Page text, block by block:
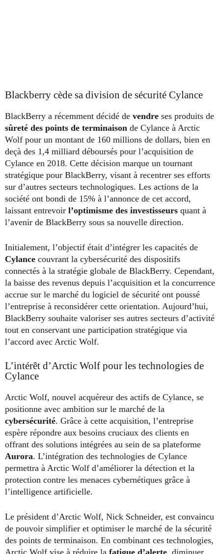
Blackberry cède sa division de sécurité Cylance
BlackBerry a récemment décidé de vendre ses produits de
sûreté des points de terminaison de Cylance à Arctic
Wolf pour un montant de 160 millions de dollars, bien en
deçà des 1,4 milliard déboursés pour l’acquisition de
Cylance en 2018. Cette décision marque un tournant
stratégique pour BlackBerry, visant à recentrer ses efforts
sur d’autres secteurs technologiques. Les actions de la
société ont bondi de 15% à l’annonce de cet accord,
laissant entrevoir l’optimisme des investisseurs quant à
l’avenir de BlackBerry sous sa nouvelle direction.
Initialement, l’objectif était d’intégrer les capacités de
Cylance couvrant la cybersécurité des dispositifs
connectés à la stratégie globale de BlackBerry. Cependant,
la baisse des revenus depuis l’acquisition et la concurrence
accrue sur le marché du logiciel de sécurité ont poussé
l’entreprise à reconsidérer cette orientation. Aujourd’hui,
BlackBerry souhaite valoriser ses autres secteurs d’activité
tout en conservant une participation stratégique via
l’accord avec Arctic Wolf.
L’intérêt d’Arctic Wolf pour les technologies de
Cylance
Arctic Wolf, nouvel acquéreur des actifs de Cylance, se
positionne avec ambition sur le marché de la
cybersécurité. Grâce à cette acquisition, l’entreprise
espère répondre aux besoins cruciaux des clients en
offrant des solutions intégrées au sein de sa plateforme
Aurora. L’intégration des technologies de Cylance
permettra à Arctic Wolf d’améliorer la détection et la
protection contre les menaces cybernétiques grâce à
l’intelligence artificielle.
Le président d’Arctic Wolf, Nick Schneider, est convaincu
de pouvoir simplifier et optimiser le marché de la sécurité
des points de terminaison. En combinant ces technologies,
Arctic Wolf vise à réduire la fatigue d’alerte , diminuer